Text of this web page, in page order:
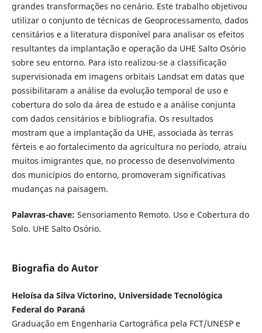
grandes transformações no cenário. Este trabalho objetivou
utilizar o conjunto de técnicas de Geoprocessamento, dados
censitários e a literatura disponível para analisar os efeitos
resultantes da implantação e operação da UHE Salto Osório
sobre seu entorno. Para isto realizou-se a classificação
supervisionada em imagens orbitais Landsat em datas que
possibilitaram a análise da evolução temporal de uso e
cobertura do solo da área de estudo e a análise conjunta
com dados censitários e bibliografia. Os resultados
mostram que a implantação da UHE, associada às terras
férteis e ao fortalecimento da agricultura no período, atraiu
muitos imigrantes que, no processo de desenvolvimento
dos municípios do entorno, promoveram significativas
mudanças na paisagem.
Palavras-chave: Sensoriamento Remoto. Uso e Cobertura do
Solo. UHE Salto Osório.
Biografia do Autor
Heloísa da Silva Victorino, Universidade Tecnológica
Federal do Paraná
Graduação em Engenharia Cartográfica pela FCT/UNESP e